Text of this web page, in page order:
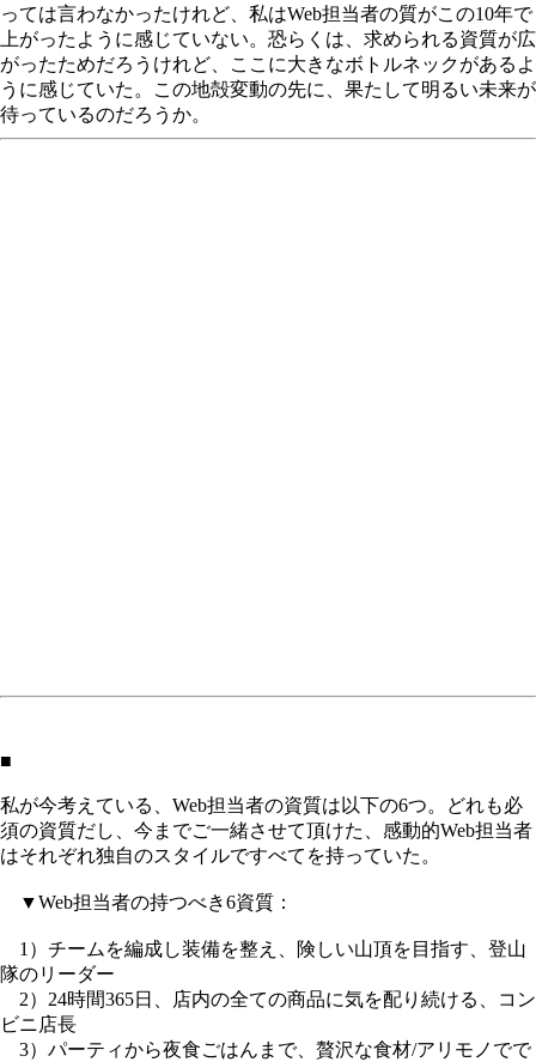
っては言わなかったけれど、私はWeb担当者の質がこの10年で
上がったように感じていない。恐らくは、求められる資質が広
がったためだろうけれど、ここに大きなボトルネックがあるよ
うに感じていた。この地殻変動の先に、果たして明るい未来が
待っているのだろうか。
■
私が今考えている、Web担当者の資質は以下の6つ。どれも必
須の資質だし、今までご一緒させて頂けた、感動的Web担当者
はそれぞれ独自のスタイルですべてを持っていた。
▼Web担当者の持つべき6資質：
1）チームを編成し装備を整え、険しい山頂を目指す、登山
隊のリーダー
2）24時間365日、店内の全ての商品に気を配り続ける、コン
ビニ店長
3）パーティから夜食ごはんまで、贅沢な食材/アリモノでで